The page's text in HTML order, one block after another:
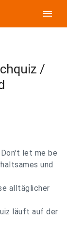
menu
/
let me be
und
alltäglicher
läuft auf der